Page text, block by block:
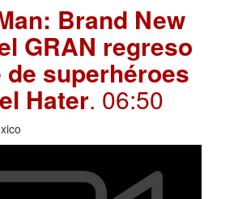
Brand New
GRAN regreso
superhéroes
Hater. 06:50